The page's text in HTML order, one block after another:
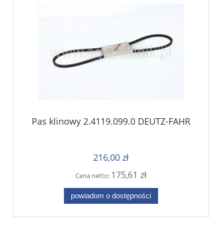
Pas klinowy 2.4119.099.0 DEUTZ-FAHR
216,00 zł
Cena netto: 175,61 zł
powiadom o dostępności